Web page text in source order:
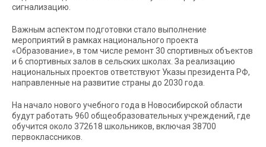
сигнализацию.
Важным аспектом подготовки стало выполнение
мероприятий в рамках национального проекта
«Образование», в том числе ремонт 30 спортивных объектов
и 6 спортивных залов в сельских школах. За реализацию
национальных проектов ответствуют Указы президента РФ,
направленные на развитие страны до 2030 года.
На начало нового учебного года в Новосибирской области
будут работать 960 общеобразовательных учреждений, где
обучится около 372618 школьников, включая 38700
первоклассников.